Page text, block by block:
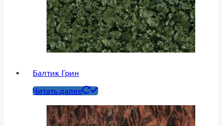
Балтик Грин
Читать далее